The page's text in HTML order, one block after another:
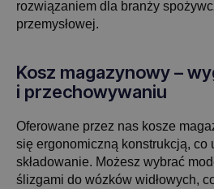
rozwiązaniem dla branży
przemysłowej.
Kosz magazynowy –
i przechowywaniu
Oferowane przez nas kosze
się ergonomiczną konstrukcją, co
składowanie. Możesz wybrać
ślizgami do wózków widłowych,